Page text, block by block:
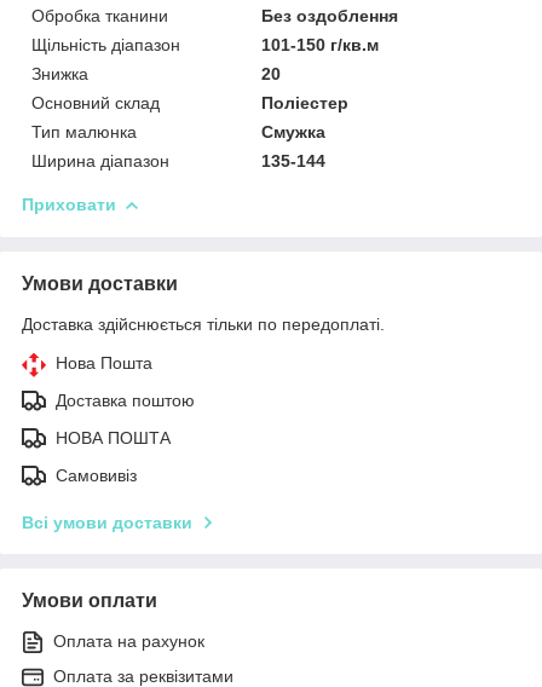
Обробка тканини
Без оздоблення
Щільність діапазон
101-150 г/кв.м
Знижка
20
Основний склад
Поліестер
Тип малюнка
Смужка
Ширина діапазон
135-144
Приховати
Умови доставки
Доставка здійснюється тільки по передоплаті.
Нова Пошта
Доставка поштою
НОВА ПОШТА
Самовивіз
Всі умови доставки
Умови оплати
Оплата на рахунок
Оплата за реквізитами